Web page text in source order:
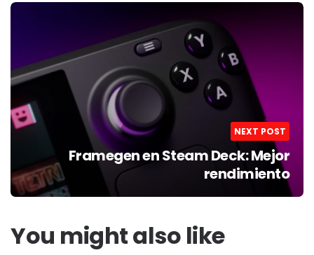
NEXT POST
Framegen en Steam Deck: Mejor
rendimiento
You might also like